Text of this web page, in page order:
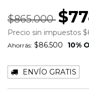
$865.000
Precio sin impuestos
Ahorrás: $86.500 10%
ENVÍO GRATIS